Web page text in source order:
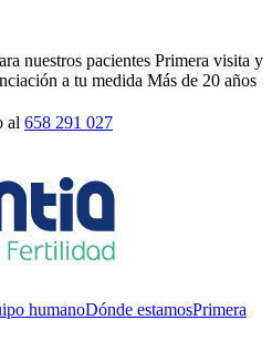
nuestros pacientes Primera visita y
a tu medida Más de 20 años
al 658 291 027
humanoDónde estamosPrimera